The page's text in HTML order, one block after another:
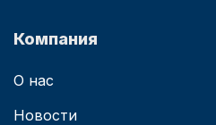
Компания
О нас
Новости